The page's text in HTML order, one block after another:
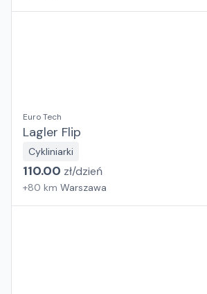
Euro Tech
Lagler Flip
Cykliniarki
110.00 zł/dzień
+80 km Warszawa